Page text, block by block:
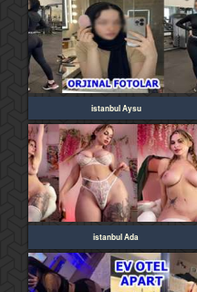
istanbul Aysu
istanbul Ada